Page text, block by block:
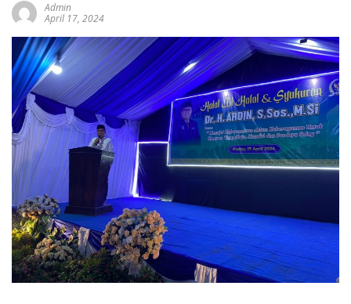
Admin
April 17, 2024